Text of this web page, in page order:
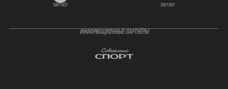
партнёр партнёр
ИНФОРМАЦИОННЫЕ ПАРТНЁРЫ